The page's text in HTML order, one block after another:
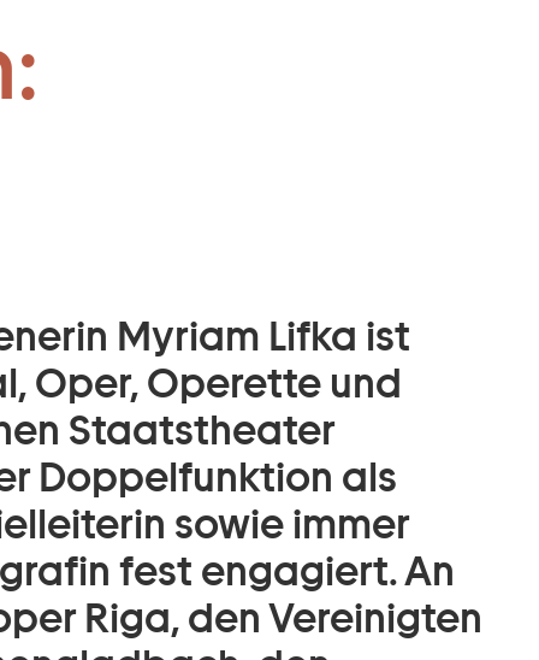
Myriam Lifka ist
Oper, Operette und
Staatstheater
Doppelfunktion als
sowie immer
fest engagiert. An
Riga, den Vereinigten